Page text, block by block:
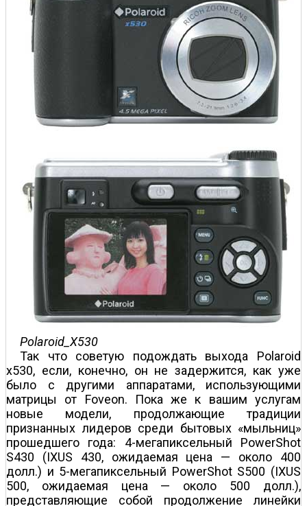
Polaroid_X530
Так что советую подождать выхода Polaroid
x530, если, конечно, он не задержится, как уже
было с другими аппаратами, использующими
матрицы от Foveon. Пока же к вашим услугам
новые модели, продолжающие традиции
признанных лидеров среди бытовых «мыльниц»
прошедшего года: 4-мегапиксельный PowerShot
S430 (IXUS 430, ожидаемая цена — около 400
долл.) и 5-мегапиксельный PowerShot S500 (IXUS
500, ожидаемая цена — около 500 долл.),
представляющие собой продолжение линейки